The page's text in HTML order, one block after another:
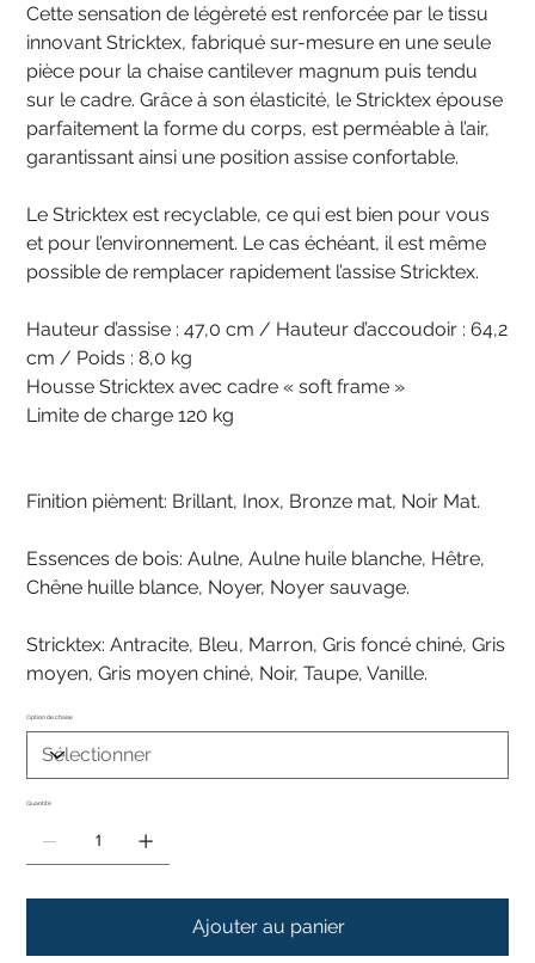
Cette sensation de légèreté est renforcée par le tissu
innovant Stricktex, fabriqué sur-mesure en une seule
pièce pour la chaise cantilever magnum puis tendu
sur le cadre. Grâce à son élasticité, le Stricktex épouse
parfaitement la forme du corps, est perméable à l’air,
garantissant ainsi une position assise confortable.
Le Stricktex est recyclable, ce qui est bien pour vous
et pour l’environnement. Le cas échéant, il est même
possible de remplacer rapidement l’assise Stricktex.
Hauteur d’assise : 47,0 cm / Hauteur d’accoudoir : 64,2
cm / Poids : 8,0 kg
Housse Stricktex avec cadre « soft frame »
Limite de charge 120 kg
Finition pièment: Brillant, Inox, Bronze mat, Noir Mat.
Essences de bois: Aulne, Aulne huile blanche, Hêtre,
Chêne huille blance, Noyer, Noyer sauvage.
Stricktex: Antracite, Bleu, Marron, Gris foncé chiné, Gris
moyen, Gris moyen chiné, Noir, Taupe, Vanille.
Option de chaise
Quantité
Ajouter au panier